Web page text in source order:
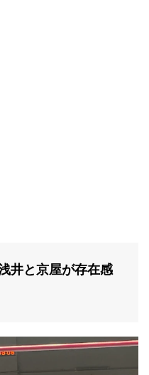
井と京屋が存在感